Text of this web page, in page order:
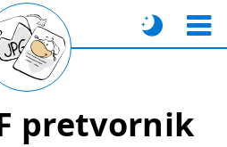
pretvornik